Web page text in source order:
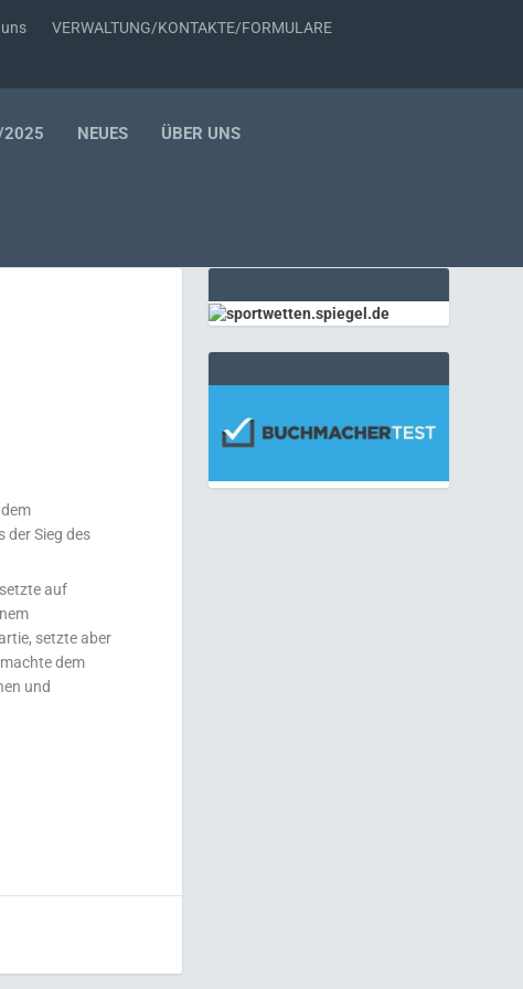
VERWALTUNG/KONTAKTE/FORMULARE
2025 NEUES ÜBER UNS
der Sieg des
auf
setzte aber
dem
und